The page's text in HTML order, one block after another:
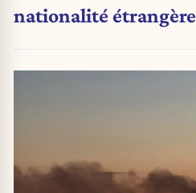
nationalité étrangère